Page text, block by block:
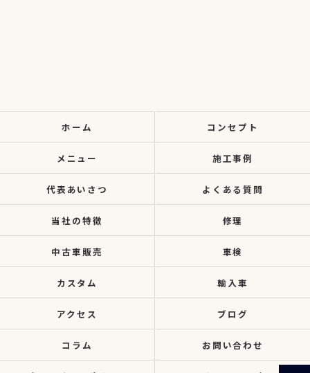
ホーム コンセプト
メニュー 施工事例
代表あいさつ よくある質問
当社の特徴 修理
中古車販売 車検
カスタム 輸入車
アクセス ブログ
コラム お問い合わせ